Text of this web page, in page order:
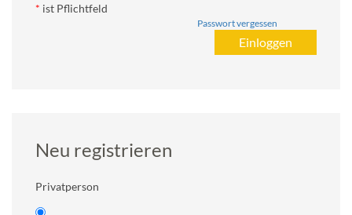
* ist Pflichtfeld
Passwort vergessen
Neu registrieren
Privatperson